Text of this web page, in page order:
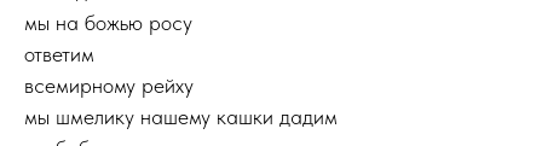
мы на божью росу
ответим
всемирному рейху
мы шмелику нашему кашки дадим